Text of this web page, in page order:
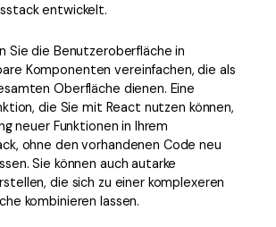
entwickelt.
Sie die Benutzeroberfläche in
Komponenten vereinfachen, die als
Oberfläche dienen. Eine
die Sie mit React nutzen können,
neuer Funktionen in Ihrem
ohne den vorhandenen Code neu
Sie können auch autarke
die sich zu einer komplexeren
kombinieren lassen.